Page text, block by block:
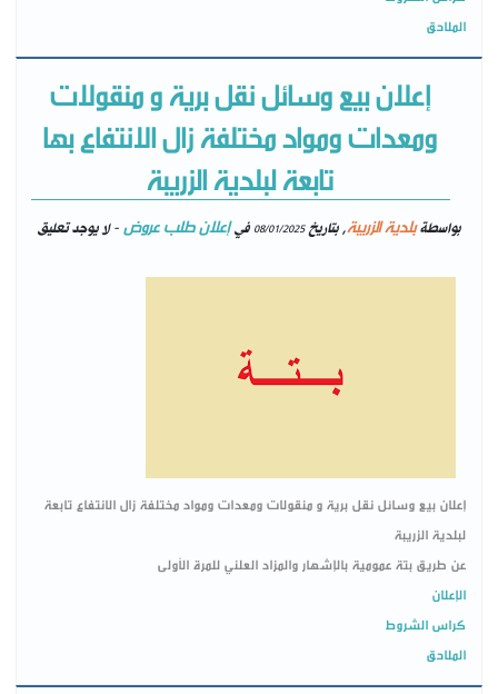
الملاحق
إعلان بيع وسائل نقل برية و منقولات
ومعدات ومواد مختلفة زال الانتفاع بها
تابعة لبلدية الزريبة
بواسطةبلدية الزريبة, بتاريخ08/01/2025 فيإعلان طلب عروض- لا يوجد تعليق
إعلان بيع وسائل نقل برية و منقولات ومعدات ومواد مختلفة زال الانتفاع تابعة
لبلدية الزريبة
عن طريق بتة عمومية بالإشهار والمزاد العلني للمرة الأولى
الإعلان
كراس الشروط
الملاحق